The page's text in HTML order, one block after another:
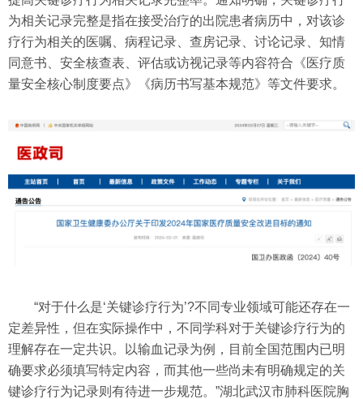
为相关记录完整是指在接受治疗的出院患者病历中，对该诊
疗行为相关的医嘱、病程记录、查房记录、讨论记录、知情
同意书、安全核查表、评估或访视记录等内容符合《医疗质
量安全核心制度要点》《病历书写基本规范》等文件要求。
“对于什么是‘关键诊疗行为’?不同专业领域可能还存在一
定差异性，但在实际操作中，不同学科对于关键诊疗行为的
理解存在一定共识。以输血记录为例，目前全国范围内已明
确要求必须填写特定内容，而其他一些尚未有明确规定的关
键诊疗行为记录则有待进一步规范。”湖北武汉市肺科医院胸